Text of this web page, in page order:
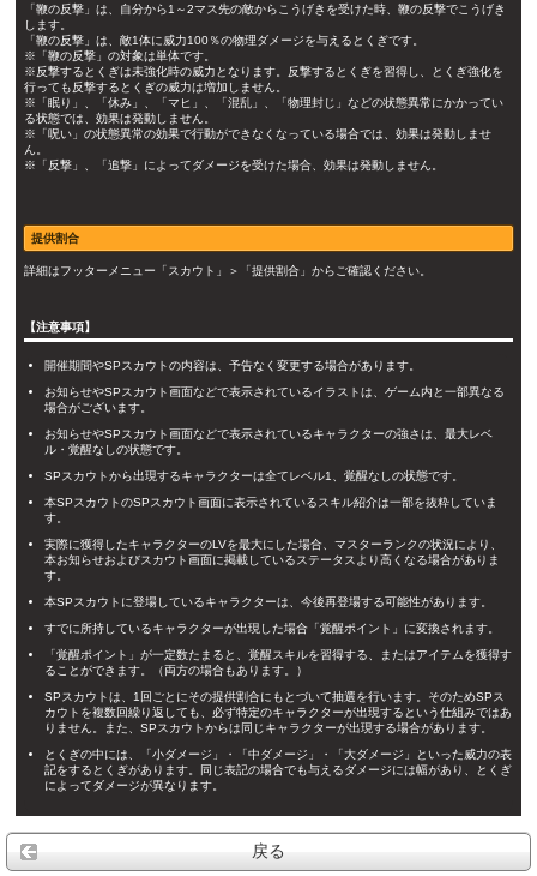
「鞭の反撃」は、自分から1～2マス先の敵からこうげきを受けた時、鞭の反撃でこうげき
します。
「鞭の反撃」は、敵1体に威力100％の物理ダメージを与えるとくぎです。
※「鞭の反撃」の対象は単体です。
※反撃するとくぎは未強化時の威力となります。反撃するとくぎを習得し、とくぎ強化を
行っても反撃するとくぎの威力は増加しません。
※「眠り」、「休み」、「マヒ」、「混乱」、「物理封じ」などの状態異常にかかってい
る状態では、効果は発動しません。
※「呪い」の状態異常の効果で行動ができなくなっている場合では、効果は発動しませ
ん。
※「反撃」、「追撃」によってダメージを受けた場合、効果は発動しません。
提供割合
詳細はフッターメニュー「スカウト」＞「提供割合」からご確認ください。
【注意事項】
開催期間やSPスカウトの内容は、予告なく変更する場合があります。
お知らせやSPスカウト画面などで表示されているイラストは、ゲーム内と一部異なる
場合がございます。
お知らせやSPスカウト画面などで表示されているキャラクターの強さは、最大レベ
ル・覚醒なしの状態です。
SPスカウトから出現するキャラクターは全てレベル1、覚醒なしの状態です。
本SPスカウトのSPスカウト画面に表示されているスキル紹介は一部を抜粋していま
す。
実際に獲得したキャラクターのLVを最大にした場合、マスターランクの状況により、
本お知らせおよびスカウト画面に掲載しているステータスより高くなる場合がありま
す。
本SPスカウトに登場しているキャラクターは、今後再登場する可能性があります。
すでに所持しているキャラクターが出現した場合「覚醒ポイント」に変換されます。
「覚醒ポイント」が一定数たまると、覚醒スキルを習得する、またはアイテムを獲得す
ることができます。（両方の場合もあります。）
SPスカウトは、1回ごとにその提供割合にもとづいて抽選を行います。そのためSPス
カウトを複数回繰り返しても、必ず特定のキャラクターが出現するという仕組みではあ
りません。また、SPスカウトからは同じキャラクターが出現する場合があります。
とくぎの中には、「小ダメージ」・「中ダメージ」・「大ダメージ」といった威力の表
記をするとくぎがあります。同じ表記の場合でも与えるダメージには幅があり、とくぎ
によってダメージが異なります。
戻る